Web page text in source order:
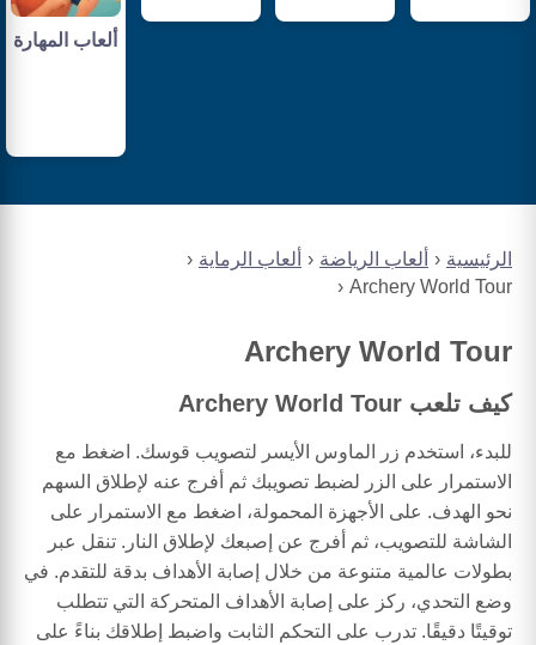
الرئيسية ألعاب الرياضة
ألعاب الرماية
Archery World Tour
Archery World Tour
كيف تلعب Archery World Tour
للبدء، استخدم زر الماوس الأيسر لتصويب قوسك. اضغط مع
الاستمرار على الزر لضبط تصويبك ثم أفرج عنه لإطلاق السهم
نحو الهدف. على الأجهزة المحمولة، اضغط مع الاستمرار على
الشاشة للتصويب، ثم أفرج عن إصبعك لإطلاق النار. تنقل عبر
بطولات عالمية متنوعة من خلال إصابة الأهداف بدقة للتقدم. في
وضع التحدي، ركز على إصابة الأهداف المتحركة التي تتطلب
توقيتًا دقيقًا. تدرب على التحكم الثابت واضبط إطلاقك بناءً على
ألعاب المهارة